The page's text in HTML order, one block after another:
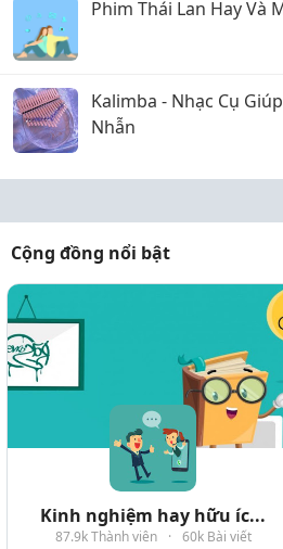
Phim Thái Lan Hay Và
Kalimba - Nhạc Cụ
Nhẫn
Cộng đồng nổi bật
Kinh nghiệm hay hữu íc...
87.9k Thành viên · 60k Bài viết